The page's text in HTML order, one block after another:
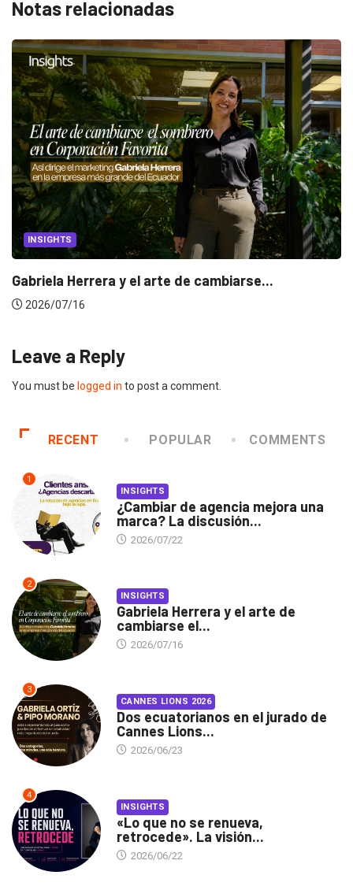
Notas relacionadas
CANNES LIONS 2026
Dos ecuatorianos en el jurado de
Leave a Reply
You must be logged in to post a comment.
RECENT POPULAR COMMENTS
1
INSIGHTS
¿Cambiar de agencia mejora una
marca? La discusión...
2026/07/22
2
INSIGHTS
Gabriela Herrera y el arte de
cambiarse el...
2026/07/16
3
CANNES LIONS 2026
Dos ecuatorianos en el jurado de
Cannes Lions...
2026/06/23
4
INSIGHTS
«Lo que no se renueva,
retrocede». La visión...
2026/06/22